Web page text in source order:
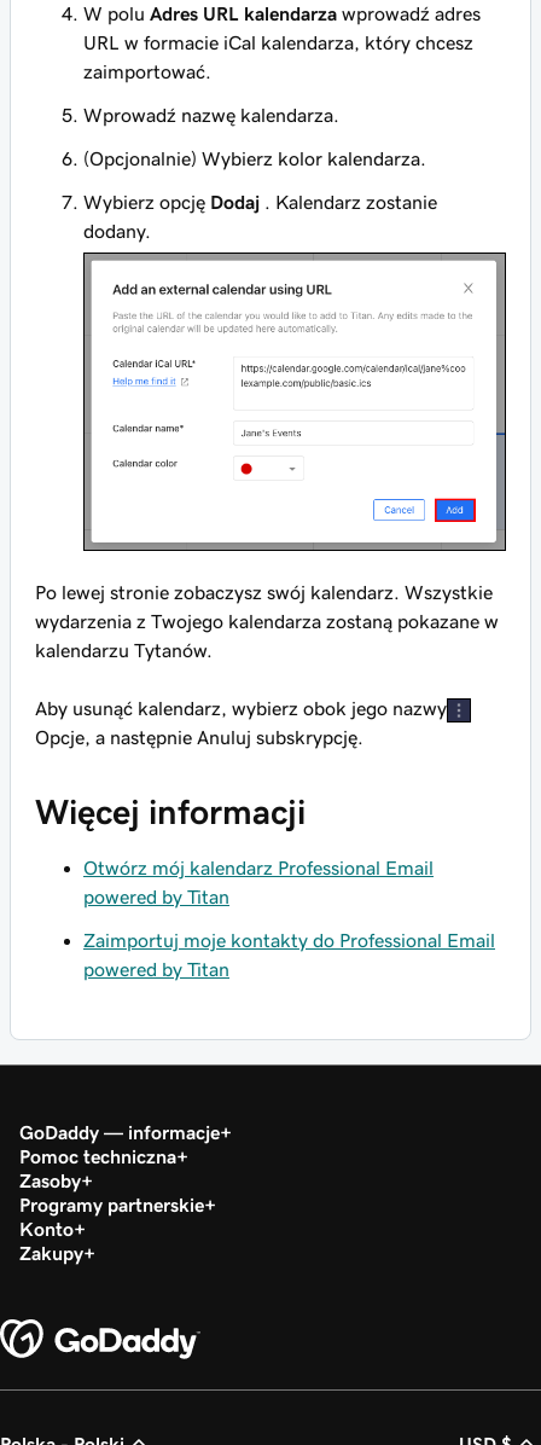
W polu Adres URL kalendarza wprowadź adres
URL w formacie iCal kalendarza, który chcesz
zaimportować.
Wprowadź nazwę kalendarza.
(Opcjonalnie) Wybierz kolor kalendarza.
Wybierz opcję Dodaj . Kalendarz zostanie
dodany.
Po lewej stronie zobaczysz swój kalendarz. Wszystkie
wydarzenia z Twojego kalendarza zostaną pokazane w
kalendarzu Tytanów.
Aby usunąć kalendarz, wybierz obok jego nazwy
Opcje, a następnie Anuluj subskrypcję.
Więcej informacji
Otwórz mój kalendarz Professional Email
powered by Titan
Zaimportuj moje kontakty do Professional Email
powered by Titan
GoDaddy — informacje
Pomoc techniczna
Zasoby
Programy partnerskie
Konto
Zakupy